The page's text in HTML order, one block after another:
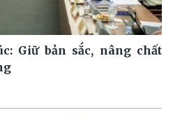
Giữ bản sắc, nâng chất